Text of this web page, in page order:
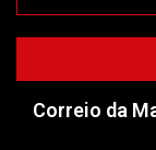
Correio da